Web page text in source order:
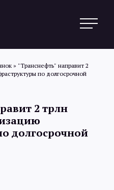
» "Транснефть" направит 2
по долгосрочной
2 трлн
долгосрочной